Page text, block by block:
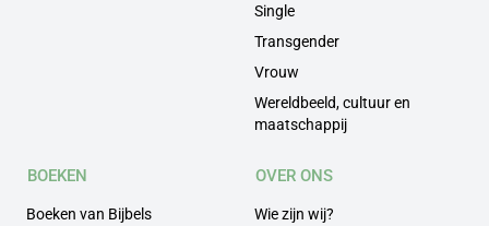
Single
Transgender
Vrouw
Wereldbeeld, cultuur en
maatschappij
BOEKEN
Boeken van Bijbels
OVER ONS
Wie zijn wij?